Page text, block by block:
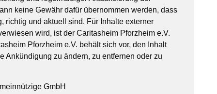
keine Gewähr dafür übernommen werden, dass
richtig und aktuell sind. Für Inhalte externer
wird, ist der Caritasheim Pforzheim e.V.
Pforzheim e.V. behält sich vor, den Inhalt
Ankündigung zu ändern, zu entfernen oder zu
GmbH